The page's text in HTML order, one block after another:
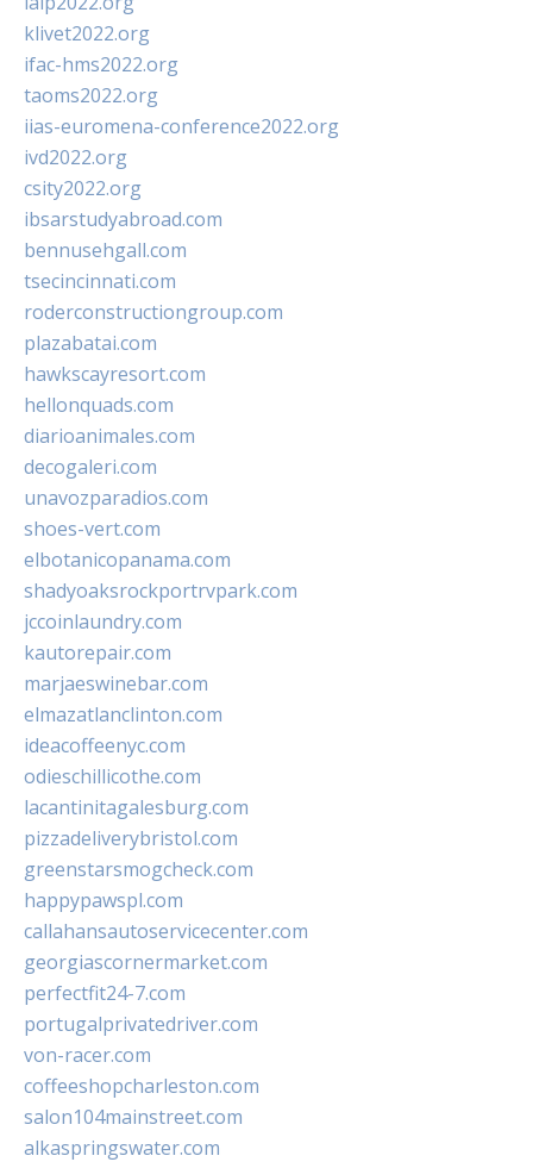
klivet2022.org
ifac-hms2022.org
taoms2022.org
iias-euromena-conference2022.org
ivd2022.org
csity2022.org
ibsarstudyabroad.com
bennusehgall.com
tsecincinnati.com
roderconstructiongroup.com
plazabatai.com
hawkscayresort.com
hellonquads.com
diarioanimales.com
decogaleri.com
unavozparadios.com
shoes-vert.com
elbotanicopanama.com
shadyoaksrockportrvpark.com
jccoinlaundry.com
kautorepair.com
marjaeswinebar.com
elmazatlanclinton.com
ideacoffeenyc.com
odieschillicothe.com
lacantinitagalesburg.com
pizzadeliverybristol.com
greenstarsmogcheck.com
happypawspl.com
callahansautoservicecenter.com
georgiascornermarket.com
perfectfit24-7.com
portugalprivatedriver.com
von-racer.com
coffeeshopcharleston.com
salon104mainstreet.com
alkaspringswater.com